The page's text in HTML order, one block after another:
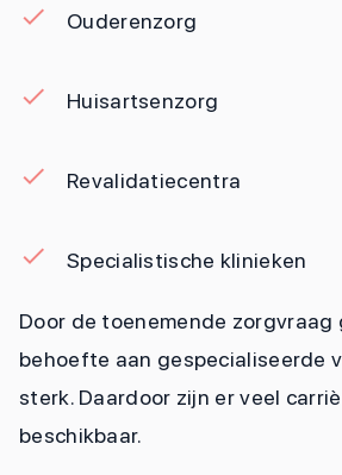
Ouderenzorg
Huisartsenzorg
Revalidatiecentra
Specialistische klinieken
Door de toenemende zorgvraag
behoefte aan gespecialiseerde
sterk. Daardoor zijn er veel
beschikbaar.